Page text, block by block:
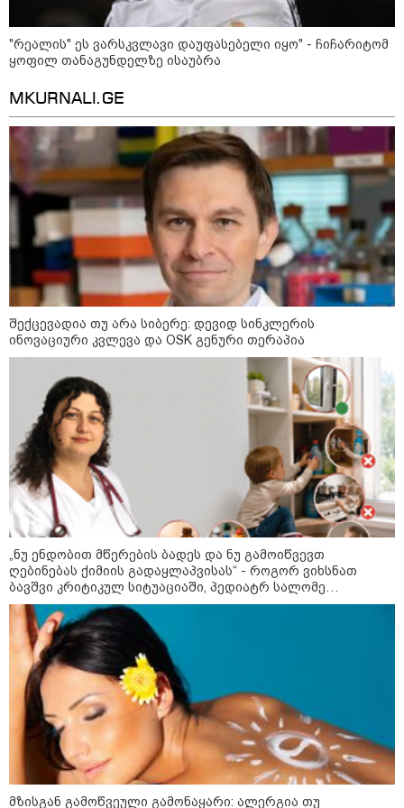
კატეგორიები
8
აგვისტო
დღის ზოგადი
ასტროლოგიური
8 აგვისტო ახალ შთაგონებასა და ემოციურ სიახლოვეს
მოიტანს. გაიზრდება ინტერესი შემოქმედებითი საქმიანობისა
და კულტურული ღონისძიებების მიმართ. საღამო
განსაკუთრებით ხელსაყრელია საყვარელ ადამიანებთან
დროის გასატარებლად და თბილი, გულახდილი
საუბრებისთვის.
აგვისტო აგარაკზე: ეს 5 საქმე
უნდა მოასწროთ შემოდგომის
დადგომამდე
ფული ამ ზოდიაქოს ნიშნების
ხელში აღმოჩნდება: ვინ
"რეალის" ეს ვარსკვლავი დაუფასებელი იყო" - ჩიჩარიტომ
ყოფილ თანაგუნდელზე ისაუბრა
MKURNALI.GE
შექცევადია თუ არა სიბერე: დევიდ სინკლერის
ინოვაციური კვლევა და OSK გენური თერაპია
„ნუ ენდობით მწერების ბადეს და ნუ გამოიწვევთ
ღებინებას ქიმიის გადაყლაპვისას“ - როგორ ვიხსნათ
ბავშვი კრიტიკულ სიტუაციაში, პედიატრ სალომე
ახვლედიანის რჩევები
მზისგან გამოწვეული გამონაყარი: ალერგია თუ